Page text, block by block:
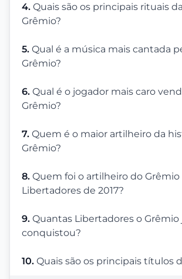
4. Quais são os principais rituais
Grêmio?
5. Qual é a música mais cantada
Grêmio?
6. Qual é o jogador mais caro
Grêmio?
7. Quem é o maior artilheiro da
Grêmio?
8. Quem foi o artilheiro do Grêmio
Libertadores de 2017?
9. Quantas Libertadores o Grêmio
conquistou?
10. Quais são os principais títulos